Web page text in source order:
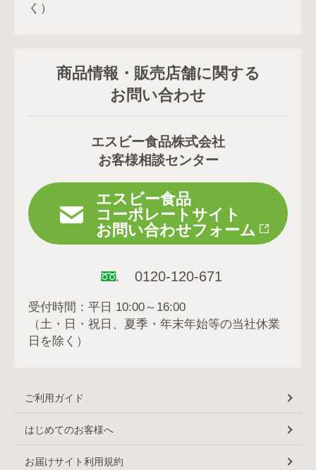
く）
商品情報・販売店舗に関する
お問い合わせ
エスビー食品株式会社
お客様相談センター
エスビー食品
コーポレートサイト
お問い合わせフォーム
0120-120-671
受付時間：平日 10:00～16:00
（土・日・祝日、夏季・年末年始等の当社休業
日を除く）
ご利用ガイド
はじめてのお客様へ
お届けサイト利用規約